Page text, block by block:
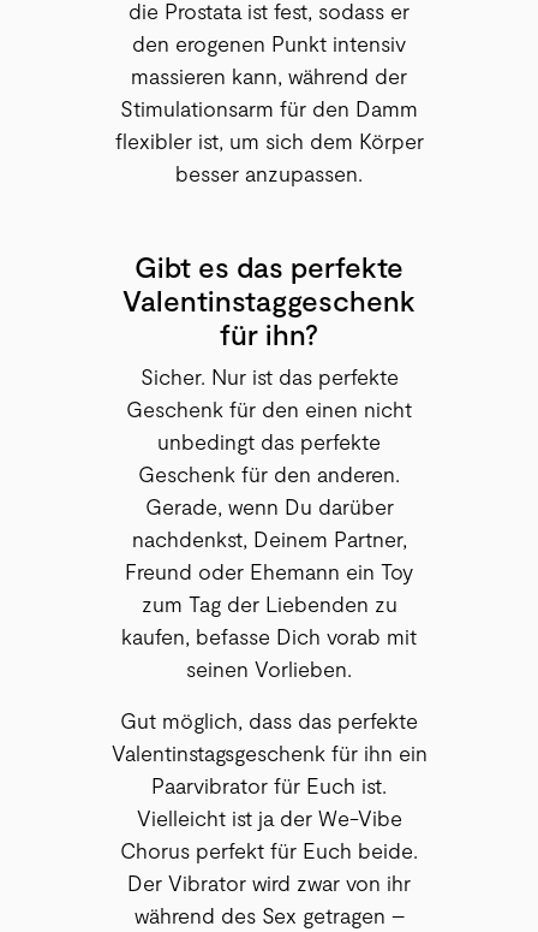
die Prostata ist fest, sodass er
den erogenen Punkt intensiv
massieren kann, während der
Stimulationsarm für den Damm
flexibler ist, um sich dem Körper
besser anzupassen.
Gibt es das perfekte
Valentinstaggeschenk
für ihn?
Sicher. Nur ist das perfekte
Geschenk für den einen nicht
unbedingt das perfekte
Geschenk für den anderen.
Gerade, wenn Du darüber
nachdenkst, Deinem Partner,
Freund oder Ehemann ein Toy
zum Tag der Liebenden zu
kaufen, befasse Dich vorab mit
seinen Vorlieben.
Gut möglich, dass das perfekte
Valentinstagsgeschenk für ihn ein
Paarvibrator für Euch ist.
Vielleicht ist ja der We-Vibe
Chorus perfekt für Euch beide.
Der Vibrator wird zwar von ihr
während des Sex getragen –